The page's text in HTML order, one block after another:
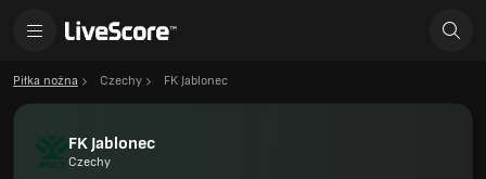
Piłka nożna Czechy FK Jablonec
FK Jablonec
Czechy